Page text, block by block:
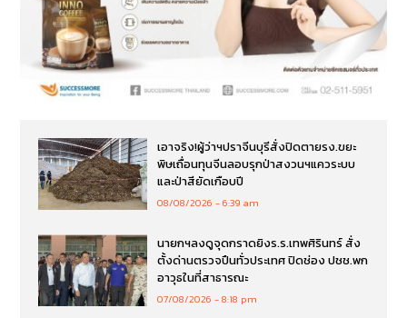
เอาจริง!ผู้ว่าฯปราจีนบุรีสั่งปิดตายรง.ขยะ
พิษเถื่อนทุนจีนลอบรุกป่าสงวนฯแควระบบ
และป่าสียัดเกือบปี
08/08/2026 6:39 am
นายกฯลงดูจุดกราดยิงร.ร.เทพศิรินทร์ สั่ง
ตั้งด่านตรวจปืนทั่วประเทศ ปิดช่อง ปชช.พก
อาวุธในที่สาธารณะ
07/08/2026 8:18 pm